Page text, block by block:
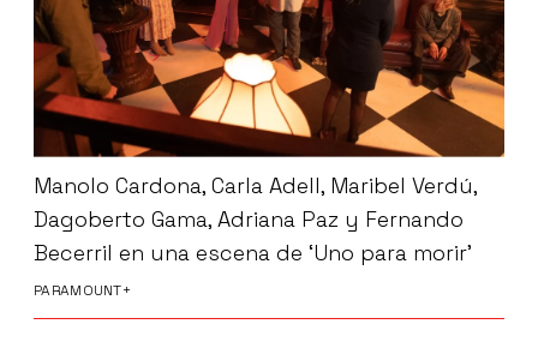
Manolo Cardona, Carla Adell, Maribel Verdú,
Dagoberto Gama, Adriana Paz y Fernando
Becerril en una escena de ‘Uno para morir’
PARAMOUNT+